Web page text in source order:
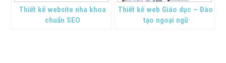
Thiết kế website nha khoa
chuẩn SEO
Thiết kế web Giáo dục – Đào
tạo ngoại ngữ